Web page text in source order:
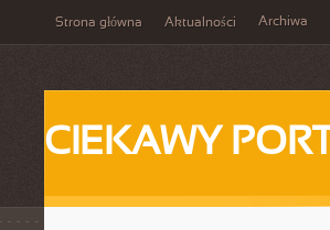
Strona główna Aktualności Archiwa
CIEKAWY